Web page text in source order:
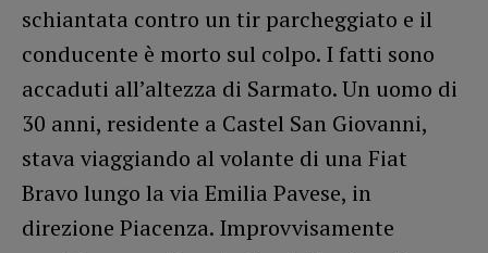
schiantata contro un tir parcheggiato e il
conducente è morto sul colpo. I fatti sono
accaduti all’altezza di Sarmato. Un uomo di
30 anni, residente a Castel San Giovanni,
stava viaggiando al volante di una Fiat
Bravo lungo la via Emilia Pavese, in
direzione Piacenza. Improvvisamente